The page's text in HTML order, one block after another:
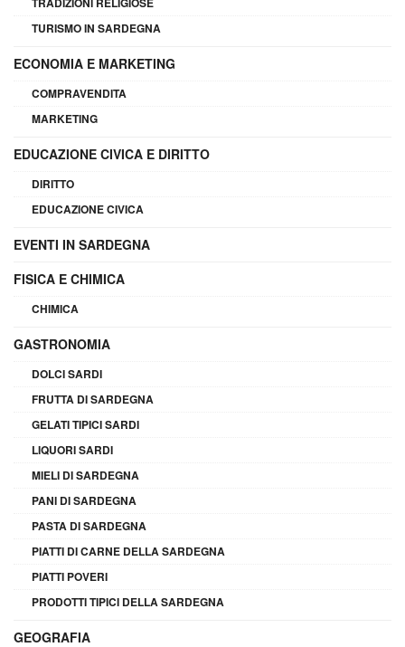
TURISMO IN SARDEGNA
ECONOMIA E MARKETING
COMPRAVENDITA
MARKETING
EDUCAZIONE CIVICA E DIRITTO
DIRITTO
EDUCAZIONE CIVICA
EVENTI IN SARDEGNA
FISICA E CHIMICA
CHIMICA
GASTRONOMIA
DOLCI SARDI
FRUTTA DI SARDEGNA
GELATI TIPICI SARDI
LIQUORI SARDI
MIELI DI SARDEGNA
PANI DI SARDEGNA
PASTA DI SARDEGNA
PIATTI DI CARNE DELLA SARDEGNA
PIATTI POVERI
PRODOTTI TIPICI DELLA SARDEGNA
GEOGRAFIA